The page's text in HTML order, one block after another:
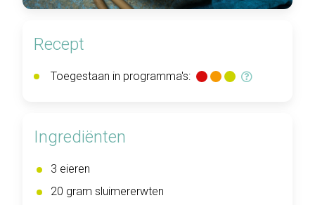
Recept
Toegestaan in programma's:
Ingrediënten
3 eieren
20 gram sluimererwten